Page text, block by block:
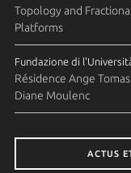
Topology and
Platforms
Fundazione di
Résidence Ange
Diane Moulenc
ACTUS